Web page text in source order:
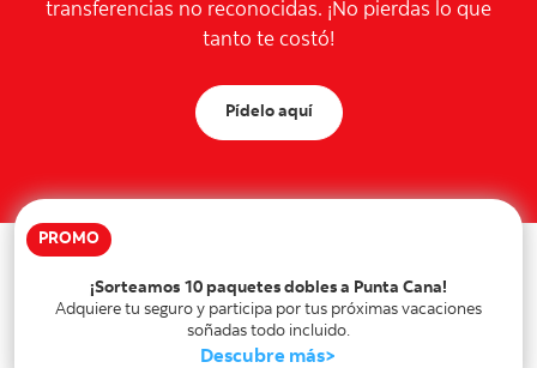
transferencias no reconocidas. ¡No pierdas lo que
tanto te costó!
Pídelo aquí
PROMO
¡Sorteamos 10 paquetes dobles a Punta Cana!
Adquiere tu seguro y participa por tus próximas vacaciones
soñadas todo incluido.
Descubre más